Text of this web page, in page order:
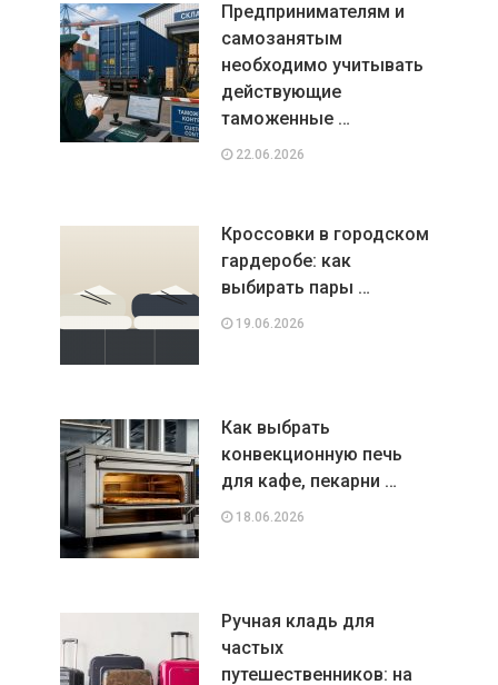
Предпринимателям и
самозанятым
необходимо учитывать
действующие
таможенные …
22.06.2026
Кроссовки в городском
гардеробе: как
выбирать пары …
19.06.2026
Как выбрать
конвекционную печь
для кафе, пекарни …
18.06.2026
Ручная кладь для
частых
путешественников: на